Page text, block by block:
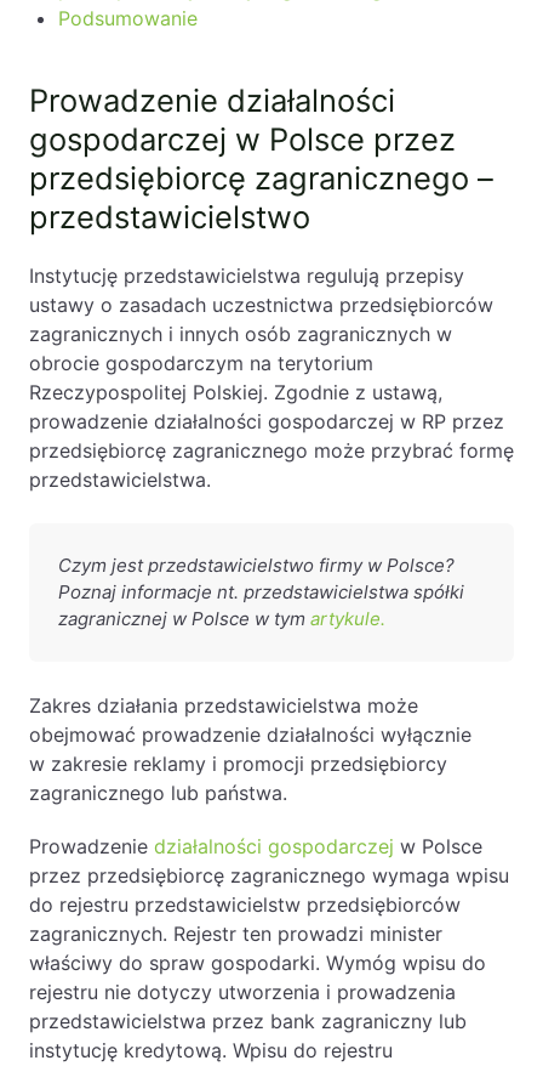
Księgowość
Kontakt
PL EN FR
Podsumowanie
Prowadzenie działalności
gospodarczej w Polsce przez
przedsiębiorcę zagranicznego –
przedstawicielstwo
Instytucję przedstawicielstwa regulują przepisy
ustawy o zasadach uczestnictwa przedsiębiorców
zagranicznych i innych osób zagranicznych w
obrocie gospodarczym na terytorium
Rzeczypospolitej Polskiej. Zgodnie z ustawą,
prowadzenie działalności gospodarczej w RP przez
przedsiębiorcę zagranicznego może przybrać formę
przedstawicielstwa.
Czym jest przedstawicielstwo firmy w Polsce?
Poznaj informacje nt. przedstawicielstwa spółki
zagranicznej w Polsce w tym artykule.
Zakres działania przedstawicielstwa może
obejmować prowadzenie działalności wyłącznie
w zakresie reklamy i promocji przedsiębiorcy
zagranicznego lub państwa.
Prowadzenie działalności gospodarczej w Polsce
przez przedsiębiorcę zagranicznego wymaga wpisu
do rejestru przedstawicielstw przedsiębiorców
zagranicznych. Rejestr ten prowadzi minister
właściwy do spraw gospodarki. Wymóg wpisu do
rejestru nie dotyczy utworzenia i prowadzenia
przedstawicielstwa przez bank zagraniczny lub
instytucję kredytową. Wpisu do rejestru